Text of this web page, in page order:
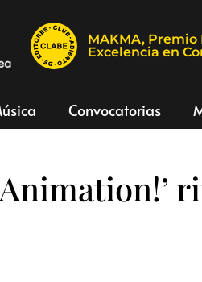
MAKMA, Premio
Excelencia en
Convocatorias